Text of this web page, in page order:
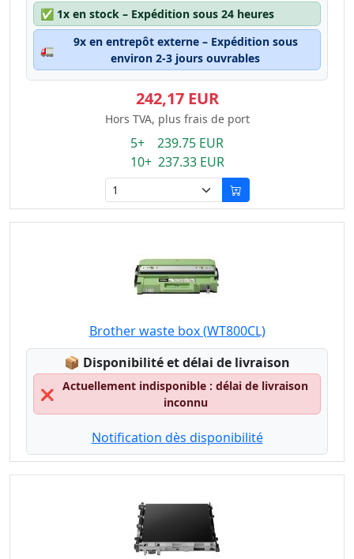
✅ 1x en stock – Expédition sous 24 heures
🚛
9x en entrepôt externe – Expédition sous
environ 2-3 jours ouvrables
242,17 EUR
Hors TVA, plus frais de port
5+ 239.75 EUR
10+ 237.33 EUR
Brother waste box (WT800CL)
📦 Lagerstatus:
Disponibilité et délai de livraison
❌
Actuellement indisponible : délai de livraison
inconnu
Notification dès disponibilité